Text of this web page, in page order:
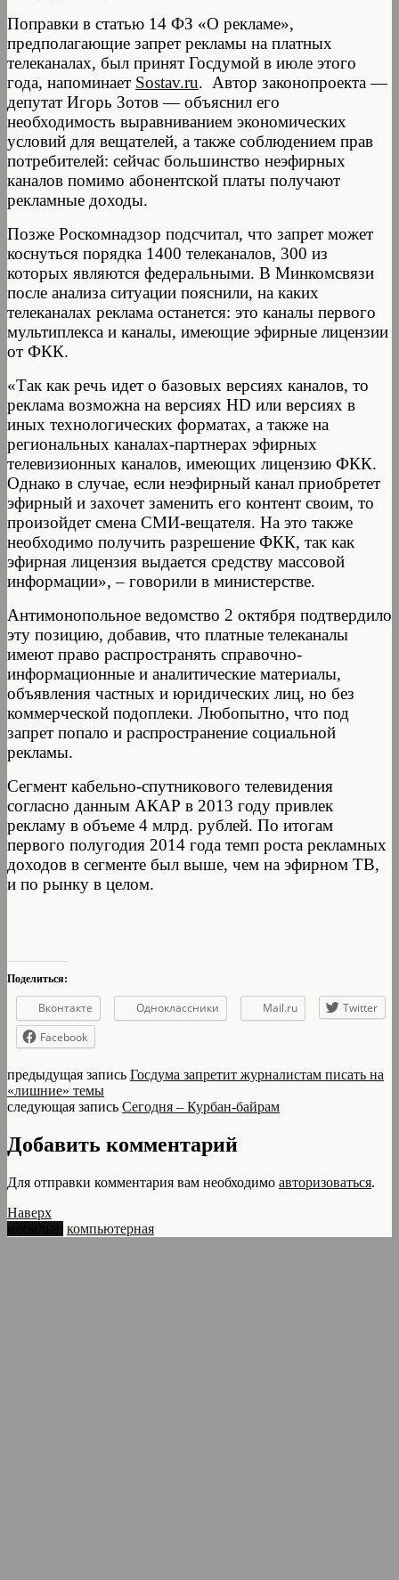
Поправки в статью 14 ФЗ «О рекламе»,
предполагающие запрет рекламы на платных
телеканалах, был принят Госдумой в июле этого
года, напоминает Sostav.ru. Автор законопроекта —
депутат Игорь Зотов — объяснил его
необходимость выравниванием экономических
условий для вещателей, а также соблюдением прав
потребителей: сейчас большинство неэфирных
каналов помимо абонентской платы получают
рекламные доходы.
Позже Роскомнадзор подсчитал, что запрет может
коснуться порядка 1400 телеканалов, 300 из
которых являются федеральными. В Минкомсвязи
после анализа ситуации пояснили, на каких
телеканалах реклама останется: это каналы первого
мультиплекса и каналы, имеющие эфирные лицензии
от ФКК.
«Так как речь идет о базовых версиях каналов, то
реклама возможна на версиях HD или версиях в
иных технологических форматах, а также на
региональных каналах-партнерах эфирных
телевизионных каналов, имеющих лицензию ФКК.
Однако в случае, если неэфирный канал приобретет
эфирный и захочет заменить его контент своим, то
произойдет смена СМИ-вещателя. На это также
необходимо получить разрешение ФКК, так как
эфирная лицензия выдается средству массовой
информации», – говорили в министерстве.
Антимонопольное ведомство 2 октября подтвердило
эту позицию, добавив, что платные телеканалы
имеют право распространять справочно-
информационные и аналитические материалы,
объявления частных и юридических лиц, но без
коммерческой подоплеки. Любопытно, что под
запрет попало и распространение социальной
рекламы.
Сегмент кабельно-спутникового телевидения
согласно данным АКАР в 2013 году привлек
рекламу в объеме 4 млрд. рублей. По итогам
первого полугодия 2014 года темп роста рекламных
доходов в сегменте был выше, чем на эфирном ТВ,
и по рынку в целом.
Поделиться:
Вконтакте Одноклассники Mail.ru
Twitter
Facebook
предыдущая запись Госдума запретит журналистам писать на
«лишние» темы
следующая запись Сегодня – Курбан-байрам
Добавить комментарий
Для отправки комментария вам необходимо авторизоваться.
Наверх
компьютерная